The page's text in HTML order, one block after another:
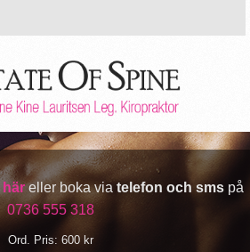
häreller boka via telefon och sms på
0736 555 318
Ord. Pris: 600 kr